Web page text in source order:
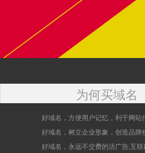
为何买域名
好域名，方便用户记忆，利于网站
好域名，树立企业形象，创造品牌
好域名，永远不交费的活广告,互联